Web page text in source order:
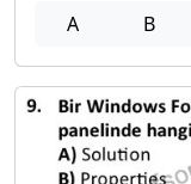
A B